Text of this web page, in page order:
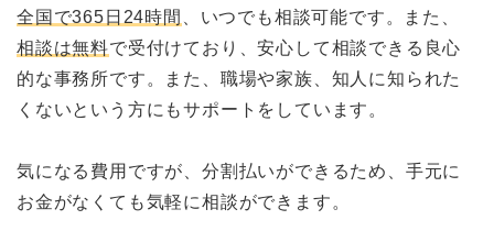
全国で365日24時間
、いつでも相談可能です。また、
相談は無料で受付けており、安心して相談できる良心
的な事務所です。また、職場や家族、知人に知られた
くないという方にもサポートをしています。
気になる費用ですが、分割払いができるため、手元に
お金がなくても気軽に相談ができます。